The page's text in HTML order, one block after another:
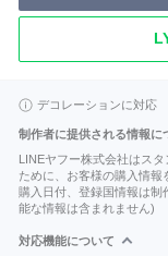
デコレーションに対応
制作者に提供される情報に
LINEヤフー株式会社はス
ために、お客様の購入情報
購入日付、登録国情報は
能な情報は含まれません)
対応機能について